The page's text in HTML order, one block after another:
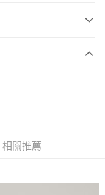
相關推薦